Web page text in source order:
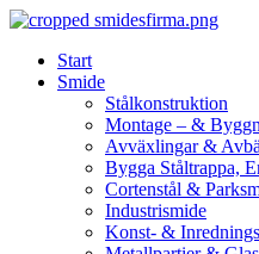
Skip
contentStart
Smide
Stålkonstruktion
Montage – &
Avväxlingar &
Bygga Ståltrappa,
Cortenstål &
Industrismide
Konst- &